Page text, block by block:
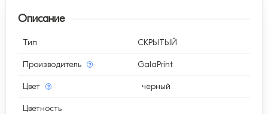
Описание
Тип СКРЫТЫЙ
Производитель GalaPrint
Цвет черный
Цветность